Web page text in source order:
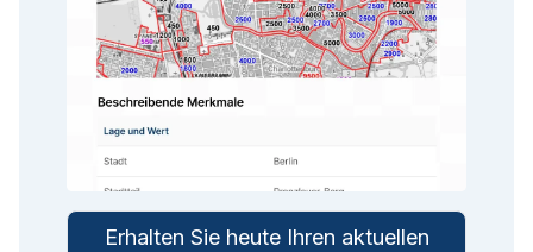
Erhalten Sie heute Ihren aktuellen